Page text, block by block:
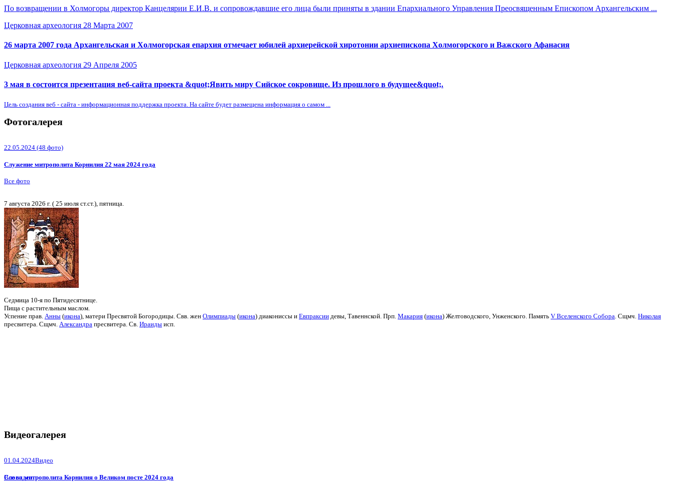
По возвращении в Холмогоры директор Канцелярии Е.И.В. и сопровождавшие его лица были приняты в здании Епархиального Управления Преосвященным Епископом Архангельским ...
Церковная археология 28 Марта 2007
26 марта 2007 года Архангельская и Холмогорская епархия отмечает юбилей архиерейской хиротонии архиепископа Холмогорского и Важского Афанасия
Церковная археология 29 Апреля 2005
3 мая в состоится презентация веб-сайта проекта &quot;Явить миру Сийское сокровище. Из прошлого в будущее&quot;.
Цель создания веб - сайта - информационная поддержка проекта. На сайте будет размещена информация о самом ...
Фотогалерея
22.05.2024 (48 фото)
Служение митрополита Корнилия 22 мая 2024 года
Все фото
7 августа 2026 г. ( 25 июля ст.ст.), пятница.
Седмица 10-я по Пятидесятнице.
Пища с растительным маслом.
Успение прав. Анны (икона), матери Пресвятой Богородицы. Свв. жен Олимпиады (икона) диакониссы и Евпраксии девы, Тавеннской. Прп. Макария (икона) Желтоводского, Унженского. Память V Вселенского Собора . Сщмч. Николая
пресвитера. Сщмч. Александра пресвитера. Св. Ираиды исп.
Видеогалерея
01.04.2024Видео
Слово митрополита Корнилия о Великом посте 2024 года
Все видео